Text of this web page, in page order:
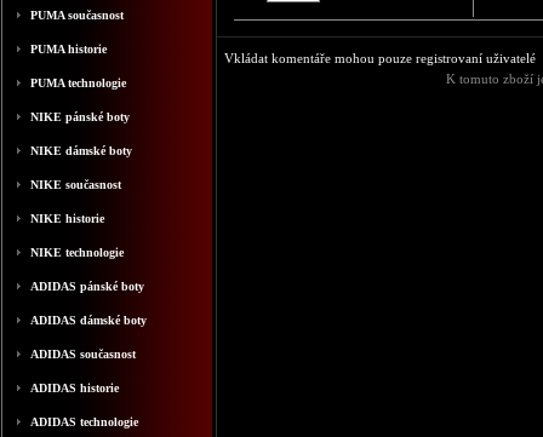
PUMA současnost
PUMA historie
PUMA technologie
NIKE pánské boty
NIKE dámské boty
NIKE současnost
NIKE historie
NIKE technologie
ADIDAS pánské boty
ADIDAS dámské boty
ADIDAS současnost
ADIDAS historie
ADIDAS technologie
Vkládat komentáře mohou pouze registrovaní uživatelé
K tomuto zboží